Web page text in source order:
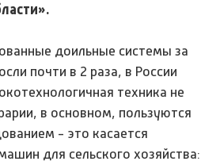
доильные системы за
почти в 2 раза, в России
техника не
в основном, пользуются
- это касается
для сельского хозяйства: